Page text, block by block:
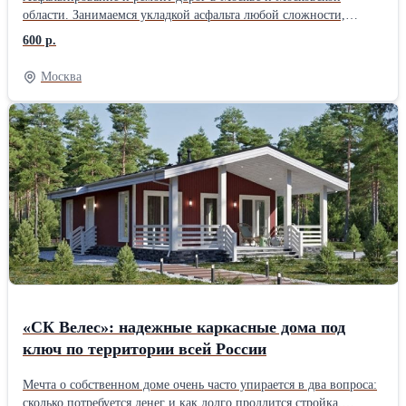
области. Занимаемся укладкой асфальта любой сложности,
ямочным ремонтом, строительством дорог, укладкой асфальтовой
крошки, установкой бортовых камней, тротуарной плитки и
благоустройством территорий. Работаем под ключ: от
подготовки основания до готового покрытия. Выезд специалиста
на объект бесплатно. Поможем подобрать решение под ваш
бюджет и бесплатно составим 3–5 вариантов сметы. При объёме
от 1500 м2 даём скидку до 10%. Берёмся и за небольшие заказы
— дворы, парковки, подъезды, отмостки. Используем
качественный асфальт с проверенных заводов, современную
технику и опытные бригады. Гарантируем соблюдение сроков и
технологий. Цены начинаются от 600 руб./м2. Точную стоимость
рассчитаем после осмотра объекта. Звоните или пишите —
ответим на все вопросы и приедем посмотреть ваш участок.
600 р.
Москва
«СК Велес»: надежные каркасные дома под
ключ по территории всей России
Мечта о собственном доме очень часто упирается в два вопроса:
сколько потребуется денег и как долго продлится стройка.